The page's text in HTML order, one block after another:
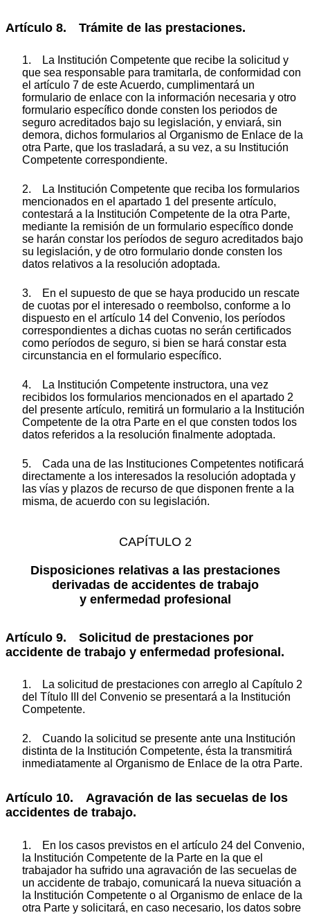
Artículo 8. Trámite de las prestaciones.
1. La Institución Competente que recibe la solicitud y
que sea responsable para tramitarla, de conformidad con
el artículo 7 de este Acuerdo, cumplimentará un
formulario de enlace con la información necesaria y otro
formulario específico donde consten los periodos de
seguro acreditados bajo su legislación, y enviará, sin
demora, dichos formularios al Organismo de Enlace de la
otra Parte, que los trasladará, a su vez, a su Institución
Competente correspondiente.
2. La Institución Competente que reciba los formularios
mencionados en el apartado 1 del presente artículo,
contestará a la Institución Competente de la otra Parte,
mediante la remisión de un formulario específico donde
se harán constar los períodos de seguro acreditados bajo
su legislación, y de otro formulario donde consten los
datos relativos a la resolución adoptada.
3. En el supuesto de que se haya producido un rescate
de cuotas por el interesado o reembolso, conforme a lo
dispuesto en el artículo 14 del Convenio, los períodos
correspondientes a dichas cuotas no serán certificados
como períodos de seguro, si bien se hará constar esta
circunstancia en el formulario específico.
4. La Institución Competente instructora, una vez
recibidos los formularios mencionados en el apartado 2
del presente artículo, remitirá un formulario a la Institución
Competente de la otra Parte en el que consten todos los
datos referidos a la resolución finalmente adoptada.
5. Cada una de las Instituciones Competentes notificará
directamente a los interesados la resolución adoptada y
las vías y plazos de recurso de que disponen frente a la
misma, de acuerdo con su legislación.
CAPÍTULO 2
Disposiciones relativas a las prestaciones
derivadas de accidentes de trabajo
y enfermedad profesional
Artículo 9. Solicitud de prestaciones por
accidente de trabajo y enfermedad profesional.
1. La solicitud de prestaciones con arreglo al Capítulo 2
del Título III del Convenio se presentará a la Institución
Competente.
2. Cuando la solicitud se presente ante una Institución
distinta de la Institución Competente, ésta la transmitirá
inmediatamente al Organismo de Enlace de la otra Parte.
Artículo 10. Agravación de las secuelas de los
accidentes de trabajo.
1. En los casos previstos en el artículo 24 del Convenio,
la Institución Competente de la Parte en la que el
trabajador ha sufrido una agravación de las secuelas de
un accidente de trabajo, comunicará la nueva situación a
la Institución Competente o al Organismo de enlace de la
otra Parte y solicitará, en caso necesario, los datos sobre